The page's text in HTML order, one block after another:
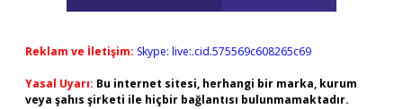
Reklam ve İletişim: Skype: live:.cid.575569c608265c69
Yasal Uyarı: Bu internet sitesi, herhangi bir marka, kurum
veya şahıs şirketi ile hiçbir bağlantısı bulunmamaktadır.